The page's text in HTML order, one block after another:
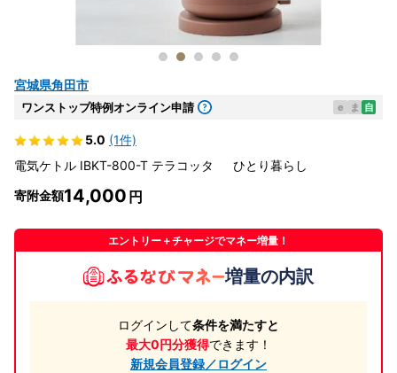
宮城県角田市
ワンストップ特例オンライン申請 e ま 自
5.0 (1件)
電気ケトル IBKT-800-T テラコッタ ひとり暮らし
寄附金額14,000
エントリー＋チャージでマネー増量！
増量の内訳
ログインして条件を満たすと
最大0円分獲得できます！
新規会員登録／ログイン